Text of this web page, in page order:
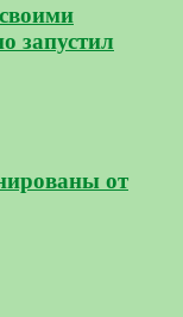
запустил
от